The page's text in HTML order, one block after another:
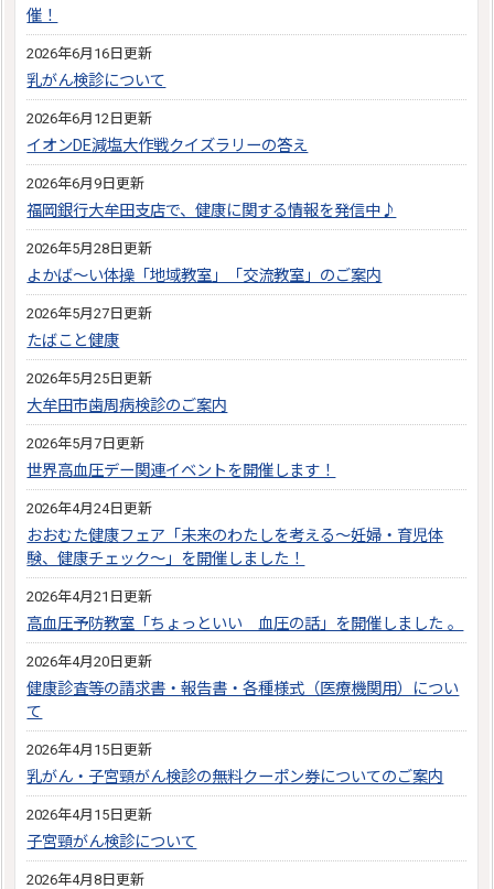
催！
2026年6月16日更新
乳がん検診について
2026年6月12日更新
イオンDE減塩大作戦クイズラリーの答え
2026年6月9日更新
福岡銀行大牟田支店で、健康に関する情報を発信中♪
2026年5月28日更新
よかば～い体操「地域教室」「交流教室」のご案内
2026年5月27日更新
たばこと健康
2026年5月25日更新
大牟田市歯周病検診のご案内
2026年5月7日更新
世界高血圧デー関連イベントを開催します！
2026年4月24日更新
おおむた健康フェア「未来のわたしを考える～妊婦・育児体
験、健康チェック～」を開催しました！
2026年4月21日更新
高血圧予防教室「ちょっといい 血圧の話」を開催しました 。
2026年4月20日更新
健康診査等の請求書・報告書・各種様式（医療機関用）につい
て
2026年4月15日更新
乳がん・子宮頸がん検診の無料クーポン券についてのご案内
2026年4月15日更新
子宮頸がん検診について
2026年4月8日更新